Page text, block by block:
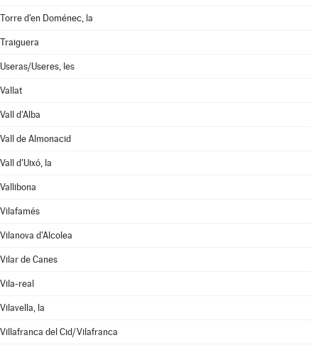
Torre d'en Doménec, la
Traiguera
Useras/Useres, les
Vallat
Vall d'Alba
Vall de Almonacid
Vall d'Uixó, la
Vallibona
Vilafamés
Vilanova d'Alcolea
Vilar de Canes
Vila-real
Vilavella, la
Villafranca del Cid/Vilafranca